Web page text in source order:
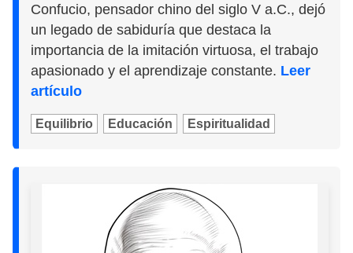
Confucio, pensador chino del siglo V a.C., dejó
un legado de sabiduría que destaca la
importancia de la imitación virtuosa, el trabajo
apasionado y el aprendizaje constante. Leer
artículo
Equilibrio Educación Espiritualidad